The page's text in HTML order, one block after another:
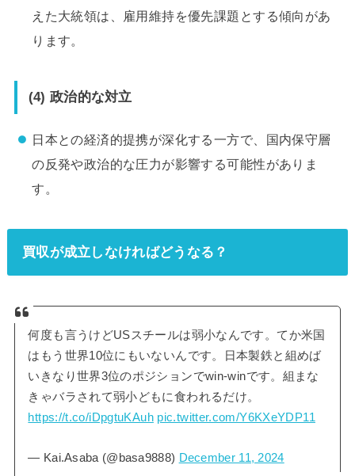
えた大統領は、雇用維持を優先課題とする傾向があ
ります。
(4) 政治的な対立
日本との経済的提携が深化する一方で、国内保守層
の反発や政治的な圧力が影響する可能性がありま
す。
買収が成立しなければどうなる？
何度も言うけどUSスチールは弱小なんです。てか米国
はもう世界10位にもいないんです。日本製鉄と組めば
いきなり世界3位のポジションでwin-winです。組まな
きゃバラされて弱小どもに食われるだけ。
https://t.co/iDpgtuKAuh pic.twitter.com/Y6KXeYDP11
— Kai.Asaba (@basa9888) December 11, 2024